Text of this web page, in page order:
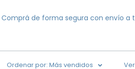
de forma segura con envío a
Ordenar por: Más vendidos Ver